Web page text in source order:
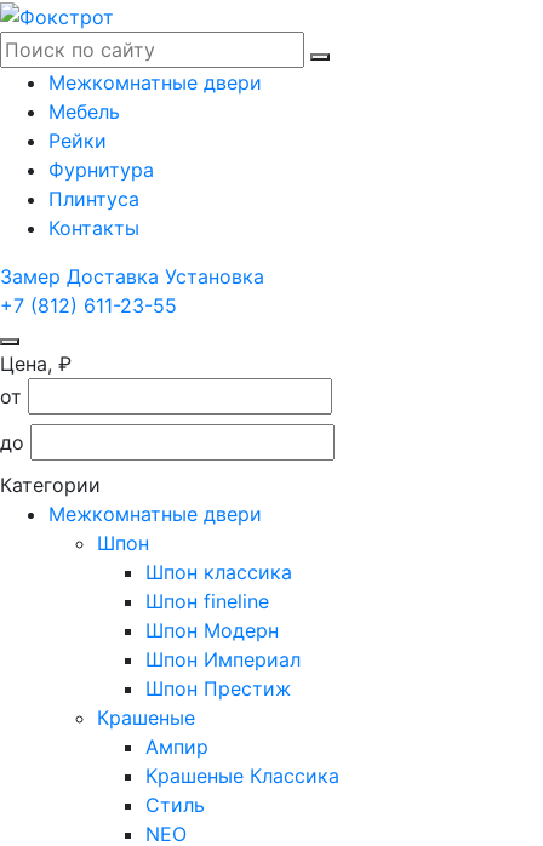
Межкомнатные двери
Мебель
Рейки
Фурнитура
Плинтуса
Контакты
Замер Доставка Установка
+7 (812) 611-23-55
Цена, ₽
от
до
Категории
Межкомнатные двери
Шпон
Шпон классика
Шпон fineline
Шпон Модерн
Шпон Империал
Шпон Престиж
Крашеные
Ампир
Крашеные Классика
Стиль
NEO